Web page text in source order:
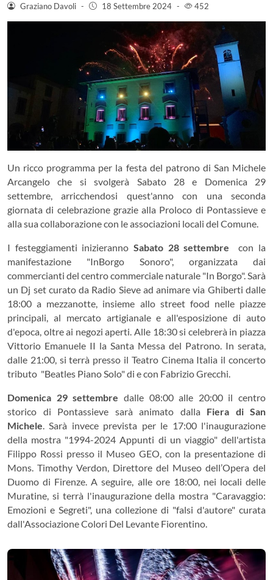
Graziano Davoli - 18 Settembre 2024 - 452
Un ricco programma per la festa del patrono di San Michele
Arcangelo che si svolgerà Sabato 28 e Domenica 29
settembre, arricchendosi quest'anno con una seconda
giornata di celebrazione grazie alla Proloco di Pontassieve e
alla sua collaborazione con le associazioni locali del Comune.
I festeggiamenti inizieranno Sabato 28 settembre con la
manifestazione "InBorgo Sonoro", organizzata dai
commercianti del centro commerciale naturale "In Borgo". Sarà
un Dj set curato da Radio Sieve ad animare via Ghiberti dalle
18:00 a mezzanotte, insieme allo street food nelle piazze
principali, al mercato artigianale e all'esposizione di auto
d'epoca, oltre ai negozi aperti. Alle 18:30 si celebrerà in piazza
Vittorio Emanuele II la Santa Messa del Patrono. In serata,
dalle 21:00, si terrà presso il Teatro Cinema Italia il concerto
tributo "Beatles Piano Solo" di e con Fabrizio Grecchi.
Domenica 29 settembre dalle 08:00 alle 20:00 il centro
storico di Pontassieve sarà animato dalla Fiera di San
Michele. Sarà invece prevista per le 17:00 l'inaugurazione
della mostra "1994-2024 Appunti di un viaggio" dell'artista
Filippo Rossi presso il Museo GEO, con la presentazione di
Mons. Timothy Verdon, Direttore del Museo dell’Opera del
Duomo di Firenze. A seguire, alle ore 18:00, nei locali delle
Muratine, si terrà l'inaugurazione della mostra "Caravaggio:
Emozioni e Segreti", una collezione di "falsi d'autore" curata
dall'Associazione Colori Del Levante Fiorentino.